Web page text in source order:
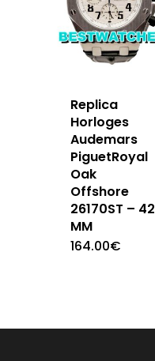
Replica
Horloges
Audemars
PiguetRoyal
Oak
Offshore
26170ST – 42
MM
164.00€